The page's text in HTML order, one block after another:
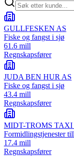
GULLFESKEN AS
Fiske og fangst i sjø
61.6 mill
Regnskapsfører
JUDA BEN HUR AS
Fiske og fangst i sjø
43.4 mill
Regnskapsfører
MIDT-TROMS TAXI
Formidlingstjenester
17.4 mill
Regnskapsfører